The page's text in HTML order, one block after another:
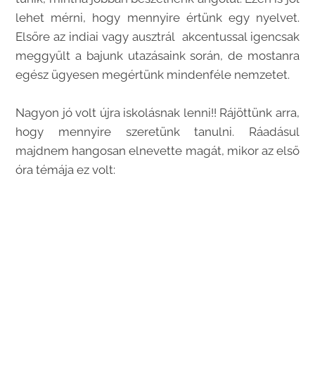
lehet mérni, hogy mennyire értünk egy nyelvet.
Elsőre az indiai vagy ausztrál akcentussal igencsak
meggyűlt a bajunk utazásaink során, de mostanra
egész ügyesen megértünk mindenféle nemzetet.
Nagyon jó volt újra iskolásnak lenni!! Rájöttünk arra,
hogy mennyire szeretünk tanulni. Ráadásul
majdnem hangosan elnevette magát, mikor az első
óra témája ez volt: